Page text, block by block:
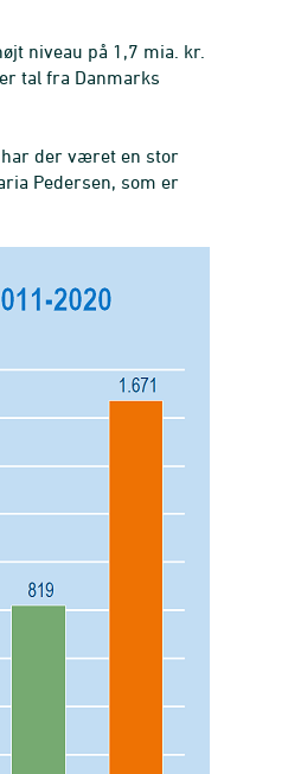
niveau på 1,7 mia. kr.
tal fra Danmarks
der været en stor
Pedersen, som er